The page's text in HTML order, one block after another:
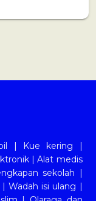
| Kue kering
|
|Alat medis
sekolah |
| Wadah isi ulang |